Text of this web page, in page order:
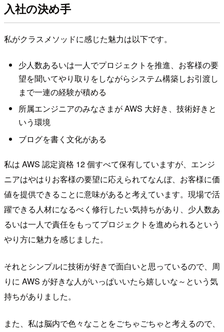
入社の決め手
私がクラスメソッドに感じた魅力は以下です。
少人数あるいは一人でプロジェクトを推進、お客様の要
望を聞いてやり取りをしながらシステム構築しお引渡し
まで一連の経験が積める
所属エンジニアのみなさまが AWS 大好き、技術好きと
いう環境
ブログを書く文化がある
私は AWS 認定資格 12 個すべて保有していますが、エンジ
ニアはやはりお客様の要望に応えられてなんぼ、お客様に価
値を提供できることに意味があると考えています。現場で活
躍できる人材になるべく修行したい気持ちがあり、少人数あ
るいは一人で責任をもってプロジェクトを進められるという
やり方に魅力を感じました。
それとシンプルに技術が好きで面白いと思っているので、周
りに AWS が好きな人がいっぱいいたら嬉しいな～という気
持ちがありました。
また、私は脳内で色々なことをごちゃごちゃと考えるので、